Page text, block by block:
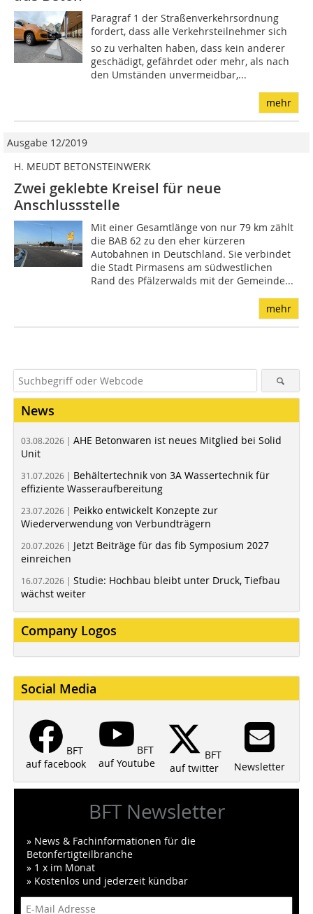
Paragraf 1 der Straßenverkehrsordnung
fordert, dass alle Verkehrsteilnehmer sich
so zu verhalten haben, dass kein anderer
geschädigt, gefährdet oder mehr, als nach
den Umständen unvermeidbar,...
mehr
Ausgabe 12/2019
H. MEUDT BETONSTEINWERK
Zwei geklebte Kreisel für neue
Anschlussstelle
Mit einer Gesamtlänge von nur 79 km zählt
die BAB 62 zu den eher kürzeren
Autobahnen in Deutschland. Sie verbindet
die Stadt Pirmasens am südwestlichen
Rand des Pfälzerwalds mit der Gemeinde...
mehr
News
03.08.2026 | AHE Betonwaren ist neues Mitglied bei Solid
Unit
31.07.2026 | Behältertechnik von 3A Wassertechnik für
effiziente Wasseraufbereitung
23.07.2026 | Peikko entwickelt Konzepte zur
Wiederverwendung von Verbundträgern
20.07.2026 | Jetzt Beiträge für das fib Symposium 2027
einreichen
16.07.2026 | Studie: Hochbau bleibt unter Druck, Tiefbau
wächst weiter
Company Logos
Social Media
BFT
auf facebook
BFT
auf Youtube
BFT
auf twitter
Newsletter
BFT Newsletter
» News & Fachinformationen für die
Betonfertigteilbranche
» 1 x im Monat
» Kostenlos und jederzeit kündbar